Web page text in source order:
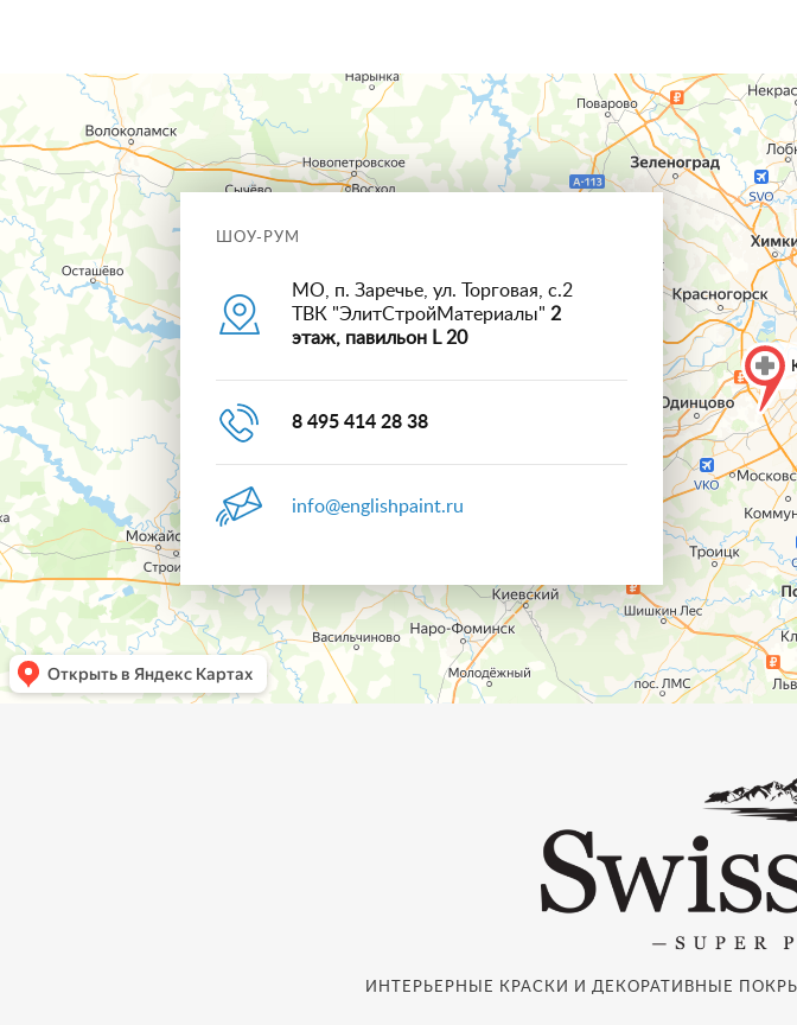
ШОУ-РУМ
МО, п. Заречье, ул. Торговая, с.2
ТВК "ЭлитСтройМатериалы" 2
этаж, павильон L 20
8 495 414 28 38
info@englishpaint.ru
ИНТЕРЬЕРНЫЕ КРАСКИ И ДЕКОРАТИВНЫЕ